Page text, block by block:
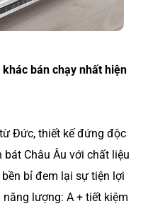
khác bán chạy nhất hiện
Đức, thiết kế đứng độc
Châu Âu với chất liệu
bỉ đem lại sự tiện lợi
lượng: A + tiết kiệm